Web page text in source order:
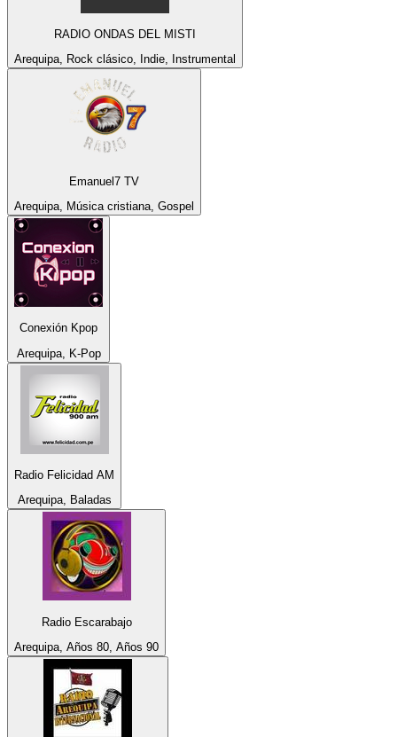
RADIO ONDAS DEL MISTI
Arequipa, Rock clásico, Indie, Instrumental
Emanuel7 TV
Arequipa, Música cristiana, Gospel
Conexión Kpop
Arequipa, K-Pop
Radio Felicidad AM
Arequipa, Baladas
Radio Escarabajo
Arequipa, Años 80, Años 90